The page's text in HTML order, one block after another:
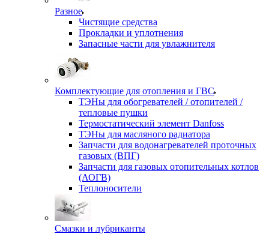
Разное
Чистящие средства
Прокладки и уплотнения
Запасные части для увлажнителя
Комплектующие для отопления и ГВС
ТЭНы для обогревателей / отопителей /
тепловые пушки
Термостатический элемент Danfoss
ТЭНы для масляного радиатора
Запчасти для водонагревателей проточных
газовых (ВПГ)
Запчасти для газовых отопительных котлов
(АОГВ)
Теплоносители
Смазки и лубриканты